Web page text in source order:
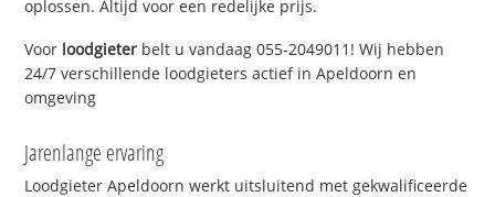
oplossen. Altijd voor een redelijke prijs.
Voor loodgieter belt u vandaag 055-2049011! Wij hebben
24/7 verschillende loodgieters actief in Apeldoorn en
omgeving
Jarenlange ervaring
Loodgieter Apeldoorn werkt uitsluitend met gekwalificeerde